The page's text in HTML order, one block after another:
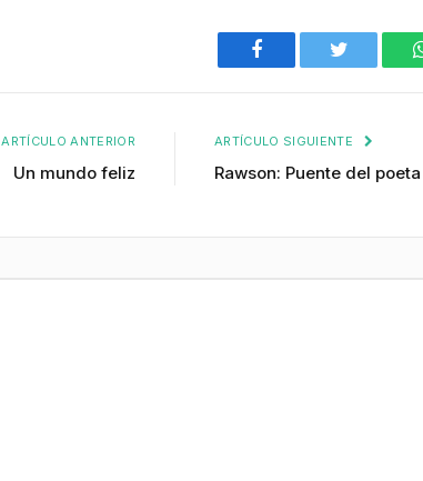
Facebook Twitter
ARTÍCULO ANTERIOR
Un mundo feliz
ARTÍCULO SIGUIENTE
Rawson: Puente del poeta